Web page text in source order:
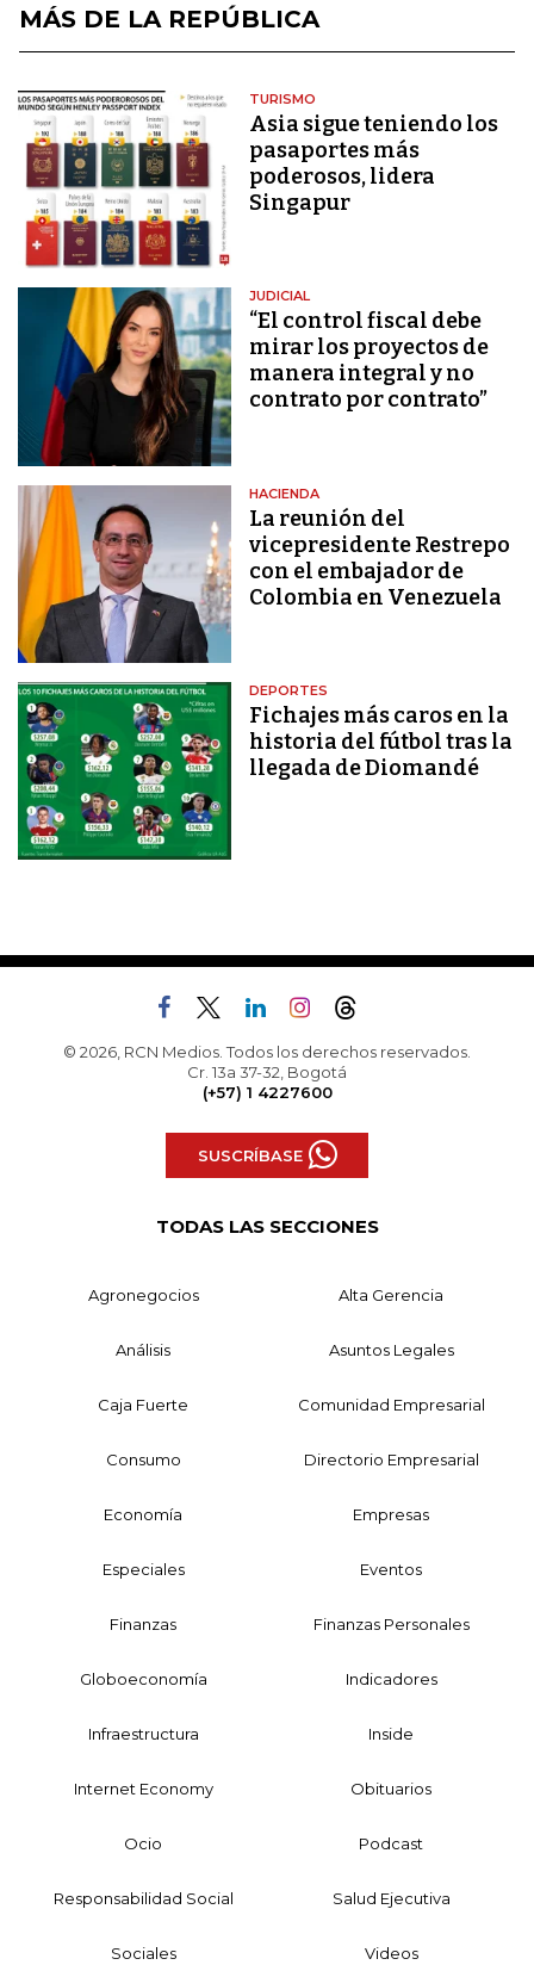
MÁS DE LA REPÚBLICA
TURISMO
Asia sigue teniendo los
pasaportes más
poderosos, lidera
Singapur
JUDICIAL
“El control fiscal debe
mirar los proyectos de
manera integral y no
contrato por contrato”
HACIENDA
La reunión del
vicepresidente Restrepo
con el embajador de
Colombia en Venezuela
DEPORTES
Fichajes más caros en la
historia del fútbol tras la
llegada de Diomandé
© 2026, RCN Medios. Todos los derechos reservados.
Cr. 13a 37-32, Bogotá
(+57) 1 4227600
SUSCRÍBASE
TODAS LAS SECCIONES
Agronegocios Alta Gerencia
Análisis Asuntos Legales
Caja Fuerte Comunidad Empresarial
Consumo Directorio Empresarial
Economía Empresas
Especiales Eventos
Finanzas Finanzas Personales
Globoeconomía Indicadores
Infraestructura Inside
Internet Economy Obituarios
Ocio Podcast
Responsabilidad Social Salud Ejecutiva
Sociales Videos